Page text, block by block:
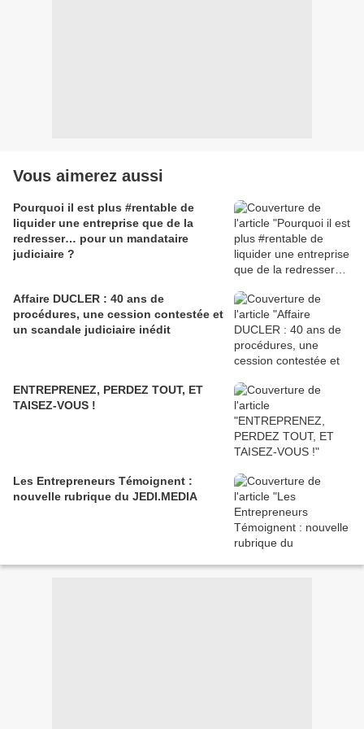
Vous aimerez aussi
Pourquoi il est plus #rentable de
liquider une entreprise que de la
redresser… pour un mandataire
judiciaire ?
Affaire DUCLER : 40 ans de
procédures, une cession contestée et
un scandale judiciaire inédit
ENTREPRENEZ, PERDEZ TOUT, ET
TAISEZ-VOUS !
Les Entrepreneurs Témoignent :
nouvelle rubrique du JEDI.MEDIA